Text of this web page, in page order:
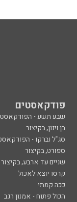
פודקאסטים
שבע תשע - הפודקאסט
בן וינון, בקיצור
סג"ל וברקו -
ספורט, בקיצור
שניים עד ארבע, בקיצור
קרסו יוצא לאכול
ככה קמתי
הכול פתוח - אמנון רגב